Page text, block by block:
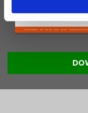
Lees meer